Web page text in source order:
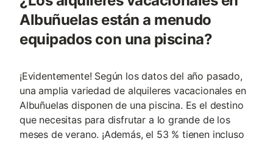
Albuñuelas están a menudo
equipados con una piscina?
¡Evidentemente! Según los datos del año pasado,
una amplia variedad de alquileres vacacionales en
Albuñuelas disponen de una piscina. Es el destino
que necesitas para disfrutar a lo grande de los
meses de verano. ¡Además, el 53 % tienen incluso